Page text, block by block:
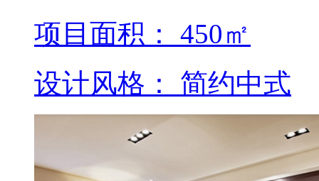
项目面积： 450㎡
设计风格： 简约中式